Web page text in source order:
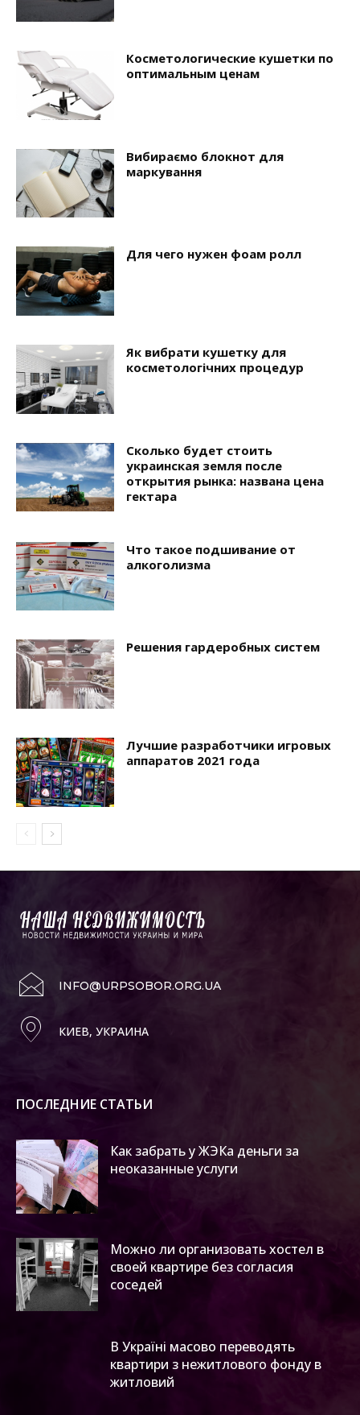
Косметологические кушетки по
оптимальным ценам
Вибираємо блокнот для
маркування
Для чего нужен фоам ролл
Як вибрати кушетку для
косметологічних процедур
Сколько будет стоить
украинская земля после
открытия рынка: названа цена
гектара
Что такое подшивание от
алкоголизма
Решения гардеробных систем
Лучшие разработчики игровых
аппаратов 2021 года
INFO@URPSOBOR.ORG.UA
КИЕВ, УКРАИНА
ПОСЛЕДНИЕ СТАТЬИ
Как забрать у ЖЭКа деньги за
неоказанные услуги
Можно ли организовать хостел в
своей квартире без согласия
соседей
В Україні масово переводять
квартири з нежитлового фонду в
житловий